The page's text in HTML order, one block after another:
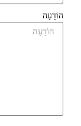
הוֹדָעָה